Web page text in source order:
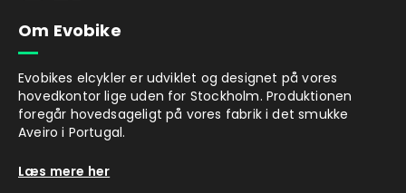
Om Evobike
Evobikes elcykler er udviklet og designet på vores
hovedkontor lige uden for Stockholm. Produktionen
foregår hovedsageligt på vores fabrik i det smukke
Aveiro i Portugal.
Læs mere her